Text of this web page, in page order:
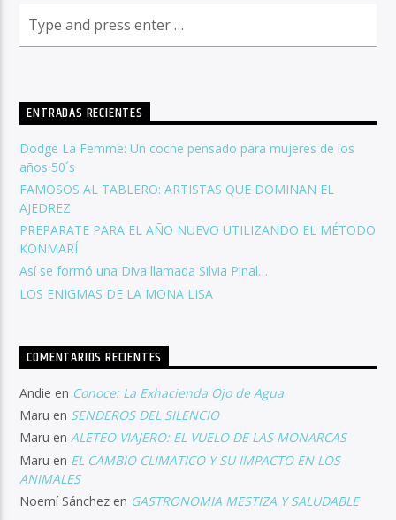
ENTRADAS RECIENTES
Dodge La Femme: Un coche pensado para mujeres de los
años 50´s
FAMOSOS AL TABLERO: ARTISTAS QUE DOMINAN EL
AJEDREZ
PREPARATE PARA EL AÑO NUEVO UTILIZANDO EL MÉTODO
KONMARÍ
Así se formó una Diva llamada Silvia Pinal…
LOS ENIGMAS DE LA MONA LISA
COMENTARIOS RECIENTES
Andie en Conoce: La Exhacienda Ojo de Agua
Maru en SENDEROS DEL SILENCIO
Maru enALETEO VIAJERO: EL VUELO DE LAS MONARCAS
Maru en EL CAMBIO CLIMATICO Y SU IMPACTO EN LOS
ANIMALES
Noemí Sánchez en GASTRONOMIA MESTIZA Y SALUDABLE